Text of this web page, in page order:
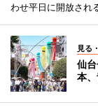
わせ平日に開放され
見る
仙
本